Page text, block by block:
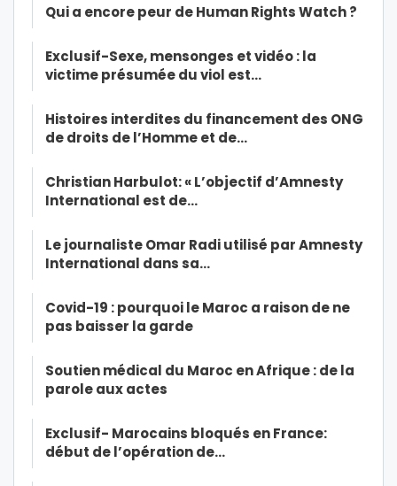
Qui a encore peur de Human Rights Watch ?
Exclusif-Sexe, mensonges et vidéo : la
victime présumée du viol est…
Histoires interdites du financement des ONG
de droits de l’Homme et de…
Christian Harbulot: « L’objectif d’Amnesty
International est de…
Le journaliste Omar Radi utilisé par Amnesty
International dans sa…
Covid-19 : pourquoi le Maroc a raison de ne
pas baisser la garde
Soutien médical du Maroc en Afrique : de la
parole aux actes
Exclusif- Marocains bloqués en France:
début de l’opération de…